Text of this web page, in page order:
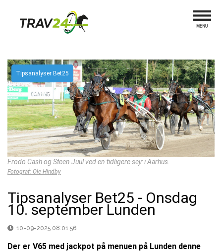
Tipsanalyser Bet25
Frodo Cash og Steen Juul ved en tidligere sejr i Aarhus.
Fotograf: Ole Hindby
Tipsanalyser Bet25 - Onsdag
10. september Lunden
10-09-2025 08:01:56
Der er V65 med jackpot på menuen på Lunden denne